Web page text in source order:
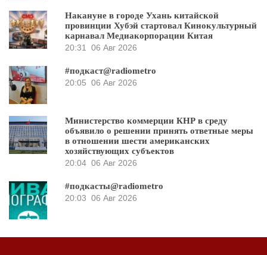
Накануне в городе Ухань китайской
провинции Хубэй стартовал Кинокультурный
карнавал Медиакорпорации Китая
20:31 06 Авг 2026
#подкаст@radiometro
20:05 06 Авг 2026
Министерство коммерции КНР в среду
объявило о решении принять ответные меры
в отношении шести американских
хозяйствующих субъектов
20:04 06 Авг 2026
#подкасты@radiometro
20:03 06 Авг 2026